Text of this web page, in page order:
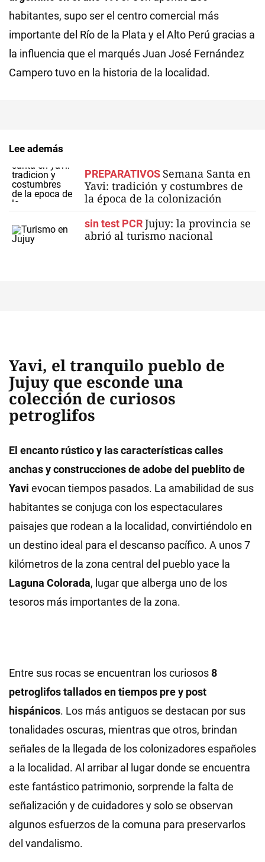
habitantes, supo ser el centro comercial más
importante del Río de la Plata y el Alto Perú gracias a
la influencia que el marqués Juan José Fernández
Campero tuvo en la historia de la localidad.
Lee además
PREPARATIVOS Semana Santa en
Yavi: tradición y costumbres de
la época de la colonización
sin test PCRJujuy: la provincia se
abrió al turismo nacional
Yavi, el tranquilo pueblo de
Jujuy que esconde una
colección de curiosos
petroglifos
El encanto rústico y las características calles
anchas y construcciones de adobe del pueblito de
Yavi evocan tiempos pasados. La amabilidad de sus
habitantes se conjuga con los espectaculares
paisajes que rodean a la localidad, convirtiéndolo en
un destino ideal para el descanso pacífico. A unos 7
kilómetros de la zona central del pueblo yace la
Laguna Colorada, lugar que alberga uno de los
tesoros más importantes de la zona.
Entre sus rocas se encuentran los curiosos8
petroglifos tallados en tiempos pre y post
hispánicos. Los más antiguos se destacan por sus
tonalidades oscuras, mientras que otros, brindan
señales de la llegada de los colonizadores españoles
a la localidad. Al arribar al lugar donde se encuentra
este fantástico patrimonio, sorprende la falta de
señalización y de cuidadores y solo se observan
algunos esfuerzos de la comuna para preservarlos
del vandalismo.